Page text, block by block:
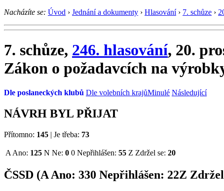
Nacházíte se: Úvod › Jednání a dokumenty › Hlasování › 7. schůze ›
7. schůze, 246. hlasování, 20.
Zákon o požadavcích na
Dle poslaneckých klubů Dle volebních krajůMinulé Následující
NÁVRH BYL PŘIJAT
Přítomno: 145 | Je třeba: 73
A Ano: 125 N Ne: 0 0 Nepřihlášen: 55 Z Zdržel se: 20
ČSSD (AAno: 330 Nepřihlášen: 22Z